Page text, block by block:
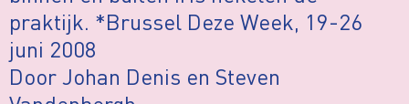
praktijk. *Brussel Deze Week, 19-26
juni 2008
Door Johan Denis en Steven